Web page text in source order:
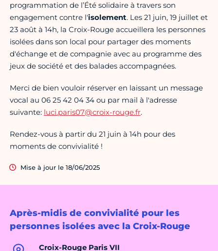
Après-midis de convivialité pour les
personnes isolées avec la Croix-Rouge
Croix-Rouge Paris VII
programmation de l’Été solidaire à travers son
engagement contre l'isolement. Les 21 juin, 19 juillet et
23 août à 14h, la Croix-Rouge accueillera les personnes
isolées dans son local pour partager des moments
d'échange et de compagnie avec au programme des
jeux de société et des balades accompagnées.
Merci de bien vouloir réserver en laissant un message
vocal au 06 25 42 04 34 ou par mail à l'adresse
suivante: luci.paris07@croix-rouge.fr.
Rendez-vous à partir du 21 juin à 14h pour des
moments de convivialité !
Mise à jour le 18/06/2025